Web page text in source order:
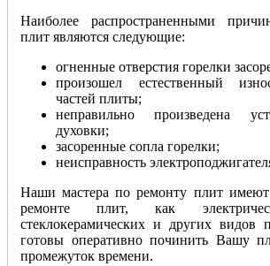
Наиболее распространенными
плит являются следующие:
огненные отверстия горелки
произошел естественный
частей плиты;
неправильно произведена
духовки;
засоренные сопла горелки;
неисправность
Наши мастера по ремонту плит
ремонте плит, как
стеклокерамических и других видов
готовы оперативно починить Вашу
промежуток времени.